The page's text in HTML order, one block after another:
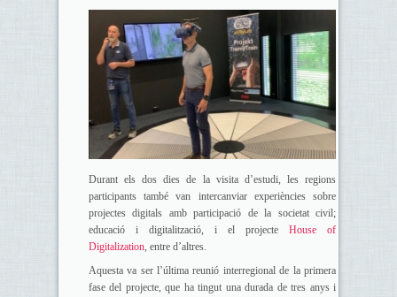
Durant els dos dies de la visita d’estudi, les regions
participants també van intercanviar experiències sobre
projectes digitals amb participació de la societat civil;
educació i digitalització, i el projecteHouse of
Digitalization, entre d’altres.
Aquesta va ser l’última reunió interregional de la primera
fase del projecte, que ha tingut una durada de tres anys i